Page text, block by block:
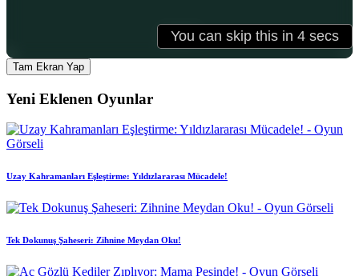
Tam Ekran Yap
Yeni Eklenen Oyunlar
Uzay Kahramanları Eşleştirme: Yıldızlararası Mücadele!
Tek Dokunuş Şaheseri: Zihnine Meydan Oku!